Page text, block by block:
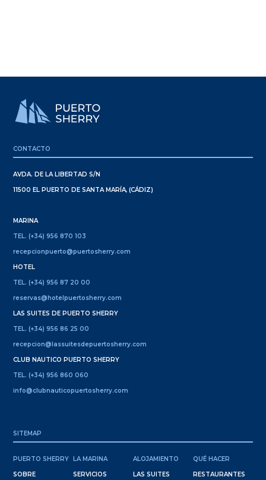
CONTACTO
AVDA. DE LA LIBERTAD S/N
11500 EL PUERTO DE SANTA MARÍA, (CÁDIZ)
MARINA
TEL. (+34) 956 870 103
recepcionpuerto@puertosherry.com
HOTEL
TEL. (+34) 956 87 20 00
reservas@hotelpuertosherry.com
LAS SUITES DE PUERTO SHERRY
TEL. (+34) 956 86 25 00
recepcion@lassuitesdepuertosherry.com
CLUB NAUTICO PUERTO SHERRY
TEL. (+34) 956 860 060
info@clubnauticopuertosherry.com
SITEMAP
PUERTO SHERRY
SOBRE
LA MARINA
SERVICIOS
ALOJAMIENTO
LAS SUITES
QUÉ HACER
RESTAURANTES